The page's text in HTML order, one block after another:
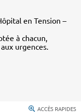
en Tension –
à chacun,
urgences.
ACCÈS RAPIDES